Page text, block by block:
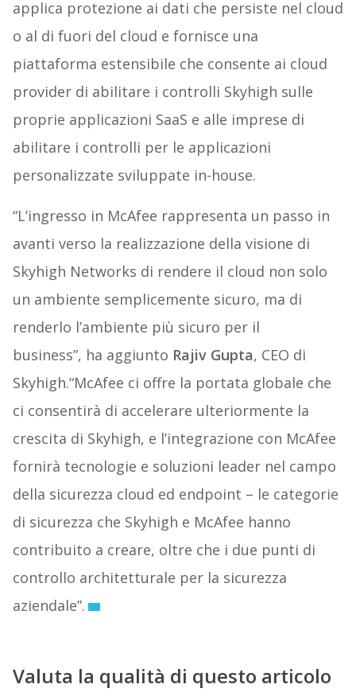
applica protezione ai dati che persiste nel cloud
o al di fuori del cloud e fornisce una
piattaforma estensibile che consente ai cloud
provider di abilitare i controlli Skyhigh sulle
proprie applicazioni SaaS e alle imprese di
abilitare i controlli per le applicazioni
personalizzate sviluppate in-house.
“L’ingresso in McAfee rappresenta un passo in
avanti verso la realizzazione della visione di
Skyhigh Networks di rendere il cloud non solo
un ambiente semplicemente sicuro, ma di
renderlo l’ambiente più sicuro per il
business”, ha aggiunto Rajiv Gupta, CEO di
Skyhigh.“McAfee ci offre la portata globale che
ci consentirà di accelerare ulteriormente la
crescita di Skyhigh, e l’integrazione con McAfee
fornirà tecnologie e soluzioni leader nel campo
della sicurezza cloud ed endpoint – le categorie
di sicurezza che Skyhigh e McAfee hanno
contribuito a creare, oltre che i due punti di
controllo architetturale per la sicurezza
aziendale”.
Valuta la qualità di questo articolo